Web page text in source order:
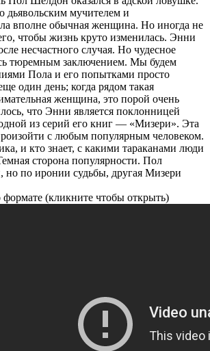
дьявольским мучителем и
вполне обычная женщина. Но иногда не
чтобы жизнь круто изменилась. Энни
несчастного случая. Но чудесное
тюремным заключением. Мы будем
Пола и его попытками просто
один день; когда рядом такая
женщина, это порой очень
что Энни является поклонницей
из серий его книг — «Мизери». Эта
с любым популярным человеком.
и кто знает, с какими тараканами люди
сторона популярности. Пол
но по иронии судьбы, другая Мизери
формате (кликните чтобы открыть)